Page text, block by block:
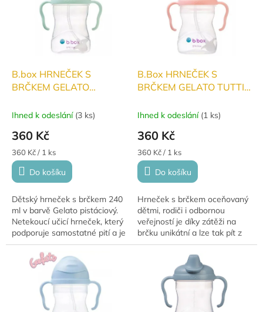
B.box HRNEČEK S
BRČKEM GELATO
Ihned k odeslání (3 ks)
360 Kč
Měrná
cena:
360 Kč / 1 ks
Do košíku
Dětský hrneček s brčkem 240
ml v barvě Gelato pistáciový.
Netekoucí učicí hrneček, který
podporuje samostatné pití a je
ideální pro děti od 6 měsíců.
B.Box HRNEČEK S
BRČKEM GELATO TUTTI
Ihned k odeslání (1 ks)
360 Kč
Měrná
cena:
360 Kč / 1 ks
Do košíku
Hrneček s brčkem oceňovaný
dětmi, rodiči i odbornou
veřejností je díky zátěži na
brčku unikátní a lze tak pít z
pod jakýmkoli úhlem. Vše děti
si jej určitě zamilují.